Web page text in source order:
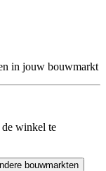
in jouw bouwmarkt
winkel te
bouwmarkten